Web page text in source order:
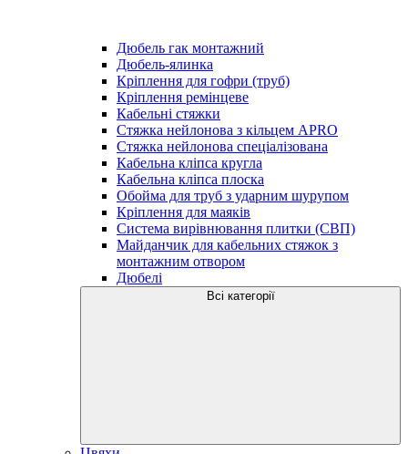
Дюбель гак монтажний
Дюбель-ялинка
Кріплення для гофри (труб)
Кріплення ремінцеве
Кабельні стяжки
Стяжка нейлонова з кільцем APRO
Стяжка нейлонова спеціалізована
Кабельна кліпса кругла
Кабельна кліпса плоска
Обойма для труб з ударним шурупом
Кріплення для маяків
Система вирівнювання плитки (СВП)
Майданчик для кабельних стяжок з
монтажним отвором
Дюбелі
Всі категорії